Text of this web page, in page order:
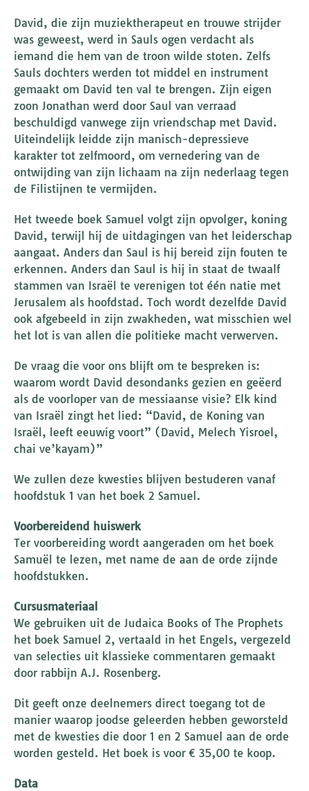
David, die zijn muziektherapeut en trouwe strijder
was geweest, werd in Sauls ogen verdacht als
iemand die hem van de troon wilde stoten. Zelfs
Sauls dochters werden tot middel en instrument
gemaakt om David ten val te brengen. Zijn eigen
zoon Jonathan werd door Saul van verraad
beschuldigd vanwege zijn vriendschap met David.
Uiteindelijk leidde zijn manisch-depressieve
karakter tot zelfmoord, om vernedering van de
ontwijding van zijn lichaam na zijn nederlaag tegen
de Filistijnen te vermijden.
Het tweede boek Samuel volgt zijn opvolger, koning
David, terwijl hij de uitdagingen van het leiderschap
aangaat. Anders dan Saul is hij bereid zijn fouten te
erkennen. Anders dan Saul is hij in staat de twaalf
stammen van Israël te verenigen tot één natie met
Jerusalem als hoofdstad. Toch wordt dezelfde David
ook afgebeeld in zijn zwakheden, wat misschien wel
het lot is van allen die politieke macht verwerven.
De vraag die voor ons blijft om te bespreken is:
waarom wordt David desondanks gezien en geëerd
als de voorloper van de messiaanse visie? Elk kind
van Israël zingt het lied: “David, de Koning van
Israël, leeft eeuwig voort” (David, Melech Yisroel,
chai ve’kayam)”
We zullen deze kwesties blijven bestuderen vanaf
hoofdstuk 1 van het boek 2 Samuel.
Voorbereidend huiswerk
Ter voorbereiding wordt aangeraden om het boek
Samuël te lezen, met name de aan de orde zijnde
hoofdstukken.
Cursusmateriaal
We gebruiken uit de Judaica Books of The Prophets
het boek Samuel 2, vertaald in het Engels, vergezeld
van selecties uit klassieke commentaren gemaakt
door rabbijn A.J. Rosenberg.
Dit geeft onze deelnemers direct toegang tot de
manier waarop joodse geleerden hebben geworsteld
met de kwesties die door 1 en 2 Samuel aan de orde
worden gesteld. Het boek is voor € 35,00 te koop.
Data